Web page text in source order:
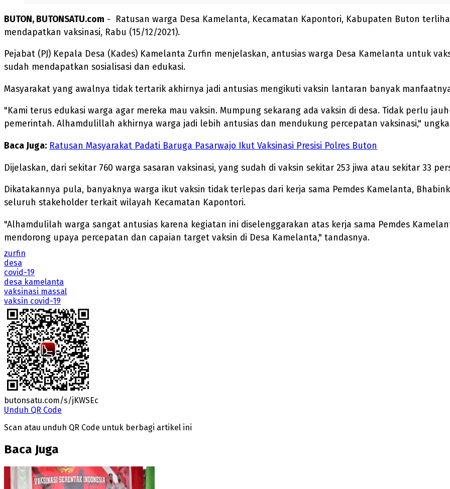
BUTON, BUTONSATU.com - Ratusan warga Desa Kamelanta, Kecamatan Kapontori, Kabupaten Buton
mendapatkan vaksinasi, Rabu (15/12/2021).
Pejabat (PJ) Kepala Desa (Kades) Kamelanta Zurfin menjelaskan, antusias warga Desa Kamelanta untuk
sudah mendapatkan sosialisasi dan edukasi.
Masyarakat yang awalnya tidak tertarik akhirnya jadi antusias mengikuti vaksin lantaran banyak
"Kami terus edukasi warga agar mereka mau vaksin. Mumpung sekarang ada vaksin di desa. Tidak perlu
pemerintah. Alhamdulillah akhirnya warga jadi lebih antusias dan mendukung percepatan vaksinasi,"
Baca Juga: Ratusan Masyarakat Padati Baruga Pasarwajo Ikut Vaksinasi Presisi Polres Buton
Dijelaskan, dari sekitar 760 warga sasaran vaksinasi, yang sudah di vaksin sekitar 253 jiwa atau sekitar 33
Dikatakannya pula, banyaknya warga ikut vaksin tidak terlepas dari kerja sama Pemdes Kamelanta,
seluruh stakeholder terkait wilayah Kecamatan Kapontori.
"Alhamdulilah warga sangat antusias karena kegiatan ini diselenggarakan atas kerja sama Pemdes
mendorong upaya percepatan dan capaian target vaksin di Desa Kamelanta," tandasnya.
zurfin
desa
covid-19
desa kamelanta
vaksinasi massal
vaksin covid-19
butonsatu.com/s/jKWSEc
Unduh QR Code
Scan atau unduh QR Code untuk berbagi artikel ini
Baca Juga